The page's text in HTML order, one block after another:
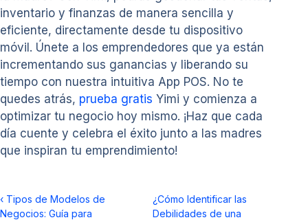
inventario y finanzas de manera sencilla y
eficiente, directamente desde tu dispositivo
móvil. Únete a los emprendedores que ya están
incrementando sus ganancias y liberando su
tiempo con nuestra intuitiva App POS. No te
quedes atrás, prueba gratis Yimi y comienza a
optimizar tu negocio hoy mismo. ¡Haz que cada
día cuente y celebra el éxito junto a las madres
que inspiran tu emprendimiento!
‹ Tipos de Modelos de
Negocios: Guía para
¿Cómo Identificar las
Debilidades de una